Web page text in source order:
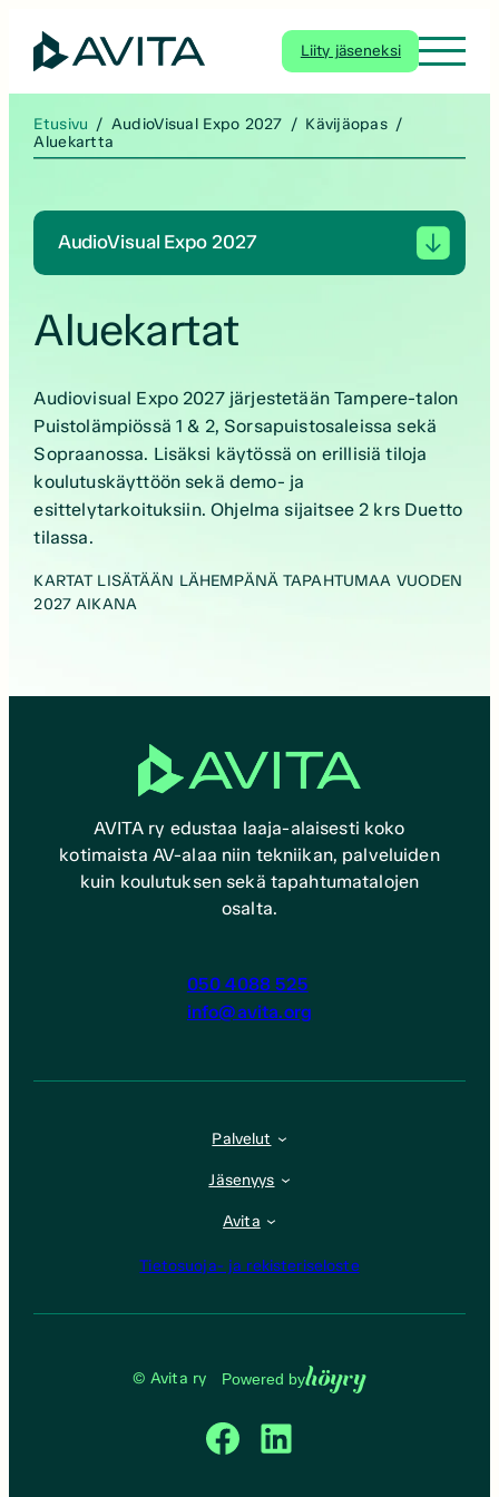
sisältöön
Liity jäseneksi
Etusivu / AudioVisual Expo 2027 / Kävijäopas /
Aluekartta
AudioVisual Expo 2027
Aluekartat
Audiovisual Expo 2027 järjestetään Tampere-talon
Puistolämpiössä 1 & 2, Sorsapuistosaleissa sekä
Sopraanossa. Lisäksi käytössä on erillisiä tiloja
koulutuskäyttöön sekä demo- ja
esittelytarkoituksiin. Ohjelma sijaitsee 2 krs Duetto
tilassa.
KARTAT LISÄTÄÄN LÄHEMPÄNÄ TAPAHTUMAA VUODEN
2027 AIKANA
AVITA ry edustaa laaja-alaisesti koko
kotimaista AV-alaa niin tekniikan, palveluiden
kuin koulutuksen sekä tapahtumatalojen
osalta.
050 4088 525
info@avita.org
Palvelut
Jäsenyys
Avita
Tietosuoja- ja rekisteriseloste
© Avita ry Powered byHöyry
Facebook
LinkedIn